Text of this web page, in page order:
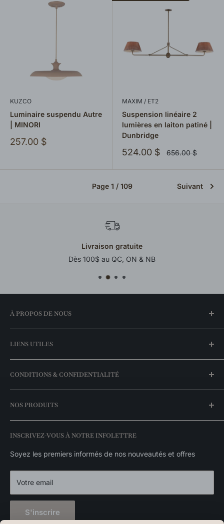
KUZCO
Luminaire suspendu Autre
| MINORI
Prix
257.00 $
MAXIM / ET2
Suspension linéaire 2
lumières en laiton patiné |
Dunbridge
Prix
524.00 $
Prix
656.00 $
Page 1 / 109 Suivant
Support avant et après
Un accompagnement humain et
À PROPOS DE NOUS
Notre histoire
Trouvez une boutique
FAQ
Meilleurs prix garantis
LIENS UTILES
Mon compte
Espace entrepreneurs
Nos promotions
Nos marques
Catalogue exclusivités
CONDITIONS & CONFIDENTIALITÉ
Livraison & expédition
Politique de retour
Politique de disponibilité des stocks
Politique de confidentialité
NOS PRODUITS
Luminaires suspendus
Appliques murales
Luminaires extérieurs
INSCRIVEZ-VOUS À NOTRE INFOLETTRE
Soyez les premiers informés de nos nouveautés et offres
Votre email
S'inscrire